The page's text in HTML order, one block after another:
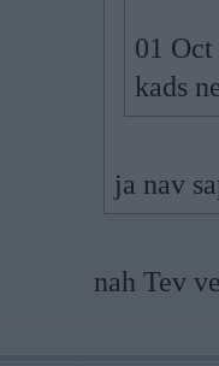
01
kads
ja nav
nah Tev